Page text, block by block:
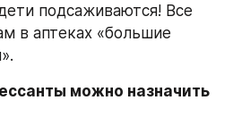
подсаживаются! Все
в аптеках «большие
можно назначить